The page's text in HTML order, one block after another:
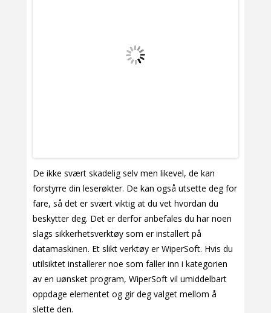
De ikke svært skadelig selv men likevel, de kan
forstyrre din leserøkter. De kan også utsette deg for
fare, så det er svært viktig at du vet hvordan du
beskytter deg. Det er derfor anbefales du har noen
slags sikkerhetsverktøy som er installert på
datamaskinen. Et slikt verktøy er WiperSoft. Hvis du
utilsiktet installerer noe som faller inn i kategorien
av en uønsket program, WiperSoft vil umiddelbart
oppdage elementet og gir deg valget mellom å
slette den.